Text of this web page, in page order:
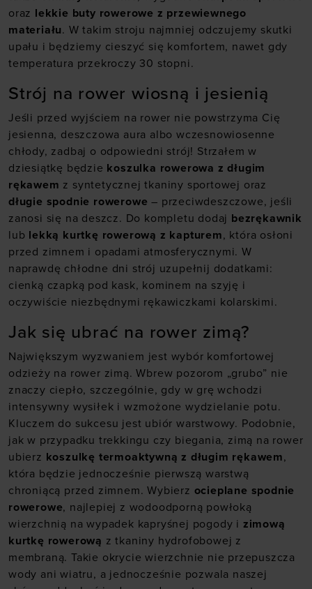
oraz lekkie buty rowerowe z przewiewnego
materiału. W takim stroju najmniej odczujemy skutki
upału i będziemy cieszyć się komfortem, nawet gdy
temperatura przekroczy 30 stopni.
Strój na rower wiosną i jesienią
Jeśli przed wyjściem na rower nie powstrzyma Cię
jesienna, deszczowa aura albo wczesnowiosenne
chłody, zadbaj o odpowiedni strój! Strzałem w
dziesiątkę będzie koszulka rowerowa z długim
rękawem z syntetycznej tkaniny sportowej oraz
długie spodnie rowerowe – przeciwdeszczowe, jeśli
zanosi się na deszcz. Do kompletu dodaj bezrękawnik
lub lekką kurtkę rowerową z kapturem, która osłoni
przed zimnem i opadami atmosferycznymi. W
naprawdę chłodne dni strój uzupełnij dodatkami:
cienką czapką pod kask, kominem na szyję i
oczywiście niezbędnymi rękawiczkami kolarskimi.
Jak się ubrać na rower zimą?
Największym wyzwaniem jest wybór komfortowej
odzieży na rower zimą. Wbrew pozorom „grubo” nie
znaczy ciepło, szczególnie, gdy w grę wchodzi
intensywny wysiłek i wzmożone wydzielanie potu.
Kluczem do sukcesu jest ubiór warstwowy. Podobnie,
jak w przypadku trekkingu czy biegania, zimą na rower
ubierz koszulkę termoaktywną z długim rękawem,
która będzie jednocześnie pierwszą warstwą
chroniącą przed zimnem. Wybierz ocieplane spodnie
rowerowe, najlepiej z wodoodporną powłoką
wierzchnią na wypadek kapryśnej pogody i zimową
kurtkę rowerową z tkaniny hydrofobowej z
membraną. Takie okrycie wierzchnie nie przepuszcza
wody ani wiatru, a jednocześnie pozwala naszej